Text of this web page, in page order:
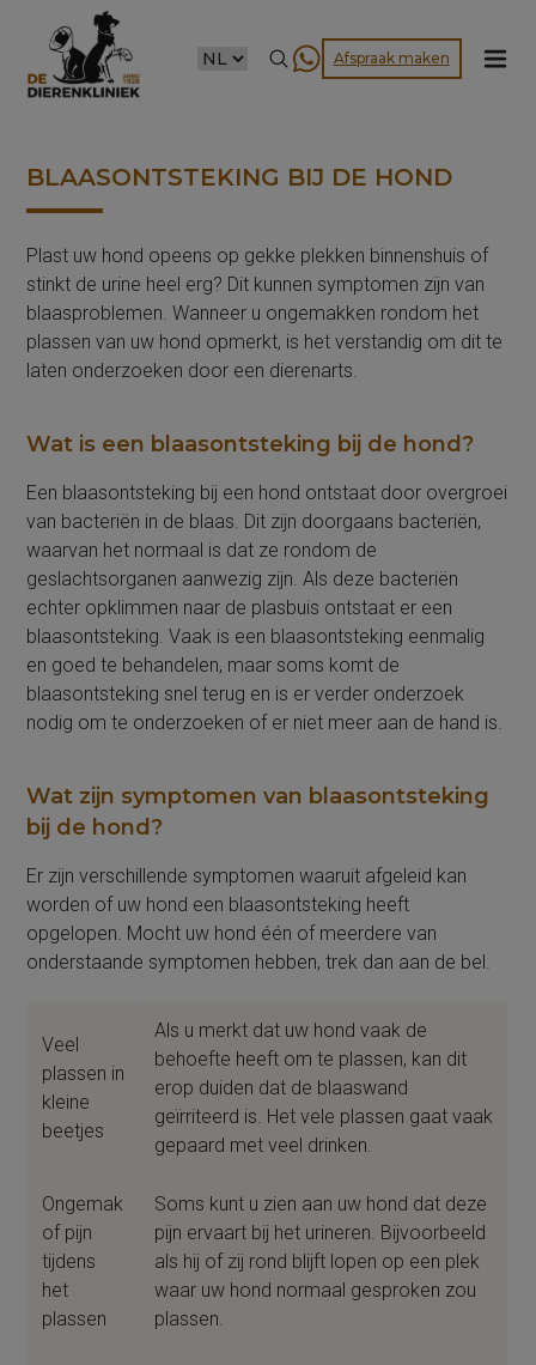
CHOOSE
Afspraak maken
BLAASONTSTEKING BIJ DE HOND
Plast uw hond opeens op gekke plekken binnenshuis of
stinkt de urine heel erg? Dit kunnen symptomen zijn van
blaasproblemen. Wanneer u ongemakken rondom het
plassen van uw hond opmerkt, is het verstandig om dit te
laten onderzoeken door een dierenarts.
Wat is een blaasontsteking bij de hond?
Een blaasontsteking bij een hond ontstaat door overgroei
van bacteriën in de blaas. Dit zijn doorgaans bacteriën,
waarvan het normaal is dat ze rondom de
geslachtsorganen aanwezig zijn. Als deze bacteriën
echter opklimmen naar de plasbuis ontstaat er een
blaasontsteking. Vaak is een blaasontsteking eenmalig
en goed te behandelen, maar soms komt de
blaasontsteking snel terug en is er verder onderzoek
nodig om te onderzoeken of er niet meer aan de hand is.
Wat zijn symptomen van blaasontsteking
bij de hond?
Er zijn verschillende symptomen waaruit afgeleid kan
worden of uw hond een blaasontsteking heeft
opgelopen. Mocht uw hond één of meerdere van
onderstaande symptomen hebben, trek dan aan de bel.
Veel
plassen in
kleine
beetjes
Als u merkt dat uw hond vaak de
behoefte heeft om te plassen, kan dit
erop duiden dat de blaaswand
geïrriteerd is. Het vele plassen gaat vaak
gepaard met veel drinken.
Ongemak
of pijn
tijdens
het
plassen
Soms kunt u zien aan uw hond dat deze
pijn ervaart bij het urineren. Bijvoorbeeld
als hij of zij rond blijft lopen op een plek
waar uw hond normaal gesproken zou
plassen.